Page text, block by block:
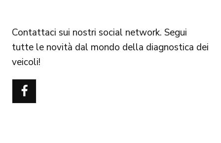
Contattaci sui nostri social network. Segui
tutte le novità dal mondo della diagnostica dei
veicoli!